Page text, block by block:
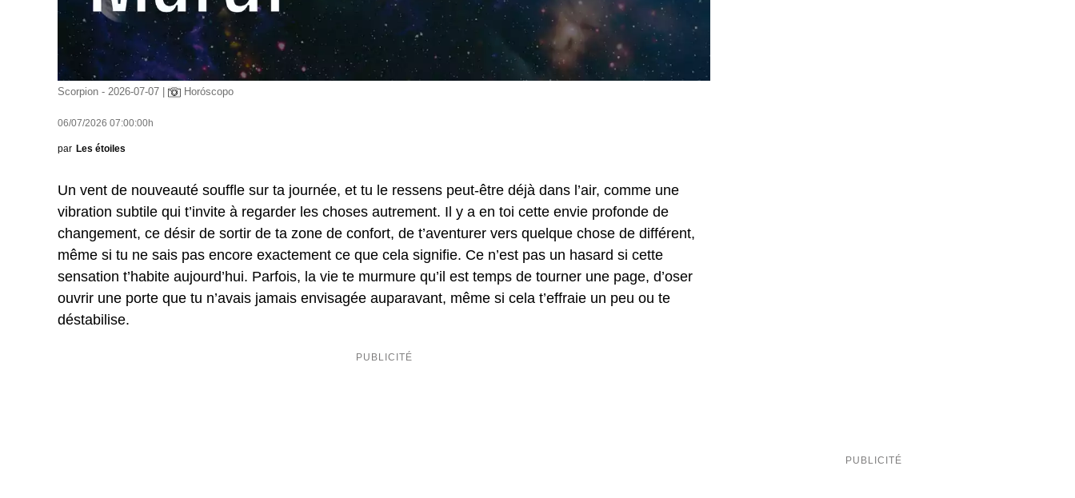
Scorpion - 2026-07-07 | Horóscopo
06/07/2026 07:00:00h
par Les étoiles
Un vent de nouveauté souffle sur ta journée, et tu le ressens peut-être déjà dans l’air, comme une
vibration subtile qui t’invite à regarder les choses autrement. Il y a en toi cette envie profonde de
changement, ce désir de sortir de ta zone de confort, de t’aventurer vers quelque chose de différent,
même si tu ne sais pas encore exactement ce que cela signifie. Ce n’est pas un hasard si cette
sensation t’habite aujourd’hui. Parfois, la vie te murmure qu’il est temps de tourner une page, d’oser
ouvrir une porte que tu n’avais jamais envisagée auparavant, même si cela t’effraie un peu ou te
déstabilise.